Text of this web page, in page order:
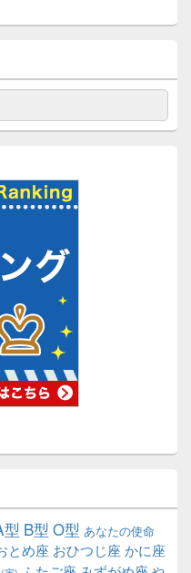
B型 O型 あなたの使命
とめ座 おひつじ座 かに座